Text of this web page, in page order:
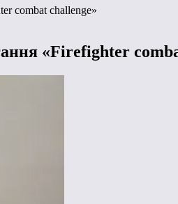
combat challenge»
«Firefighter